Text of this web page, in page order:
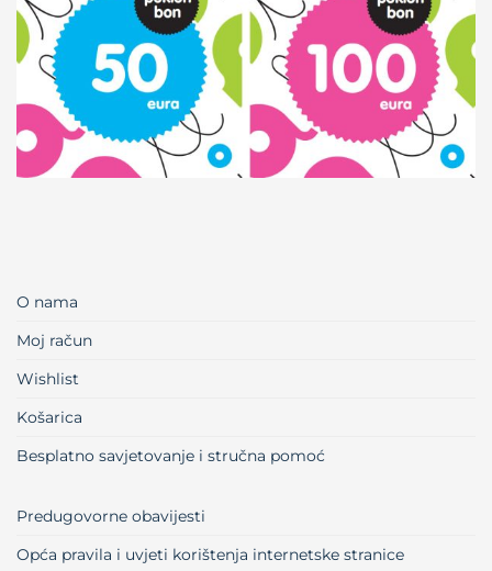
O nama
Moj račun
Wishlist
Košarica
Besplatno savjetovanje i stručna pomoć
Predugovorne obavijesti
Opća pravila i uvjeti korištenja internetske stranice